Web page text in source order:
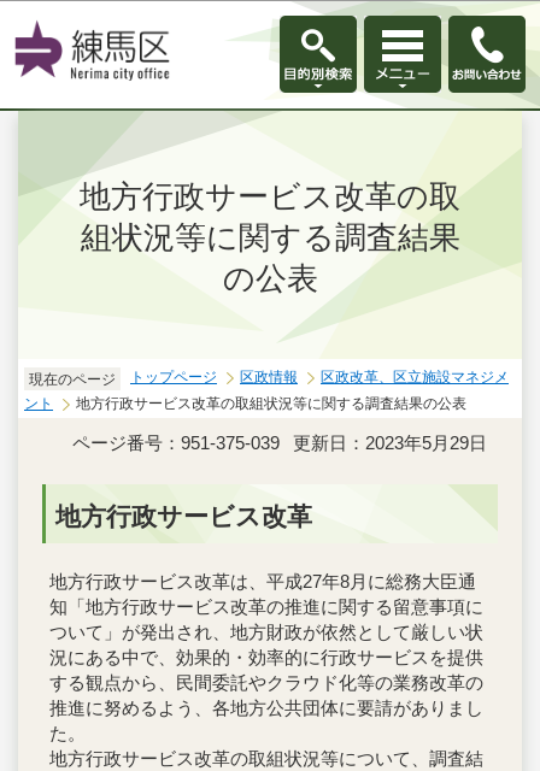
このページの本文へ移動
地方行政サービス改革の取
組状況等に関する調査結果
の公表
現在のページ トップページ 区政情報
区政改革、区立施設マネジメ
ント
地方行政サービス改革の取組状況等に関する調査結果の公表
ページ番号：951-375-039 更新日：2023年5月29日
地方行政サービス改革
地方行政サービス改革は、平成27年8月に総務大臣通
知「地方行政サービス改革の推進に関する留意事項に
ついて」が発出され、地方財政が依然として厳しい状
況にある中で、効果的・効率的に行政サービスを提供
する観点から、民間委託やクラウド化等の業務改革の
推進に努めるよう、各地方公共団体に要請がありまし
た。
地方行政サービス改革の取組状況等について、調査結